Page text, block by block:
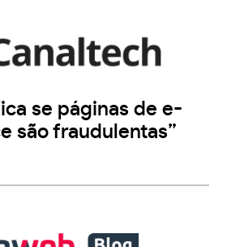
se páginas de e-
são fraudulentas”